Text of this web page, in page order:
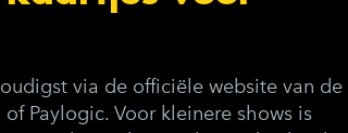
via de officiële website van de
Paylogic. Voor kleinere shows is